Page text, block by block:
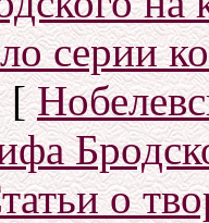
серии
[
о